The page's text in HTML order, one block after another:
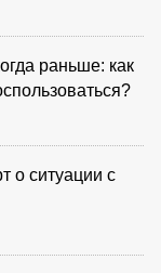
раньше: как
о ситуации с